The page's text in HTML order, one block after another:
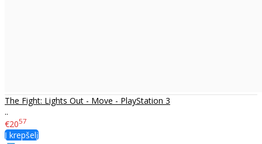
The Fight: Lights Out - Move - PlayStation 3
..
€2057
Į krepšelį